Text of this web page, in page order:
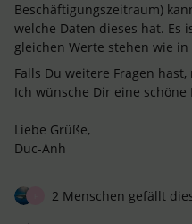
Beschäftigungszeitraum)
welche Daten dieses hat. Es
gleichen Werte stehen wie in
Falls Du weitere Fragen
Ich wünsche Dir eine
Liebe Grüße,
Duc-Anh
2 Menschen gefällt